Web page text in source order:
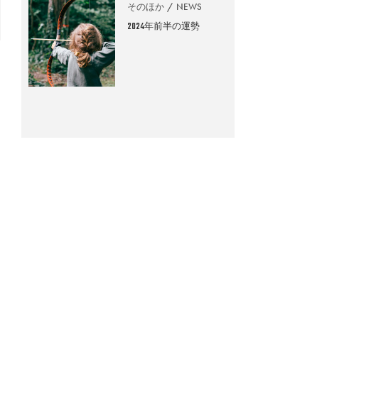
そのほか NEWS
2024年前半の運勢